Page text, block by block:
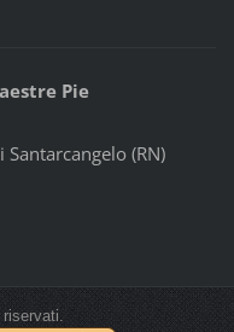
Pie
(RN)